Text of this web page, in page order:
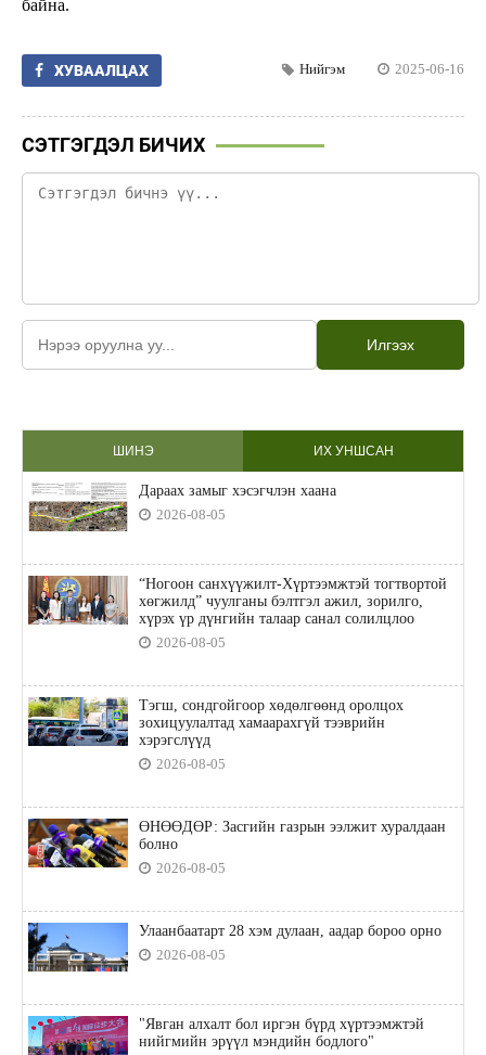
байна.
ХУВААЛЦАХ Нийгэм 2025-06-16
СЭТГЭГДЭЛ БИЧИХ
Илгээх
ШИНЭ ИХ УНШСАН
Дараах замыг хэсэгчлэн хаана
2026-08-05
“Ногоон санхүүжилт-Хүртээмжтэй тогтвортой
хөгжилд” чуулганы бэлтгэл ажил, зорилго,
хүрэх үр дүнгийн талаар санал солилцлоо
2026-08-05
Тэгш, сондгойгоор хөдөлгөөнд оролцох
зохицуулалтад хамаарахгүй тээврийн
хэрэгслүүд
2026-08-05
ӨНӨӨДӨР: Засгийн газрын ээлжит хуралдаан
болно
2026-08-05
Улаанбаатарт 28 хэм дулаан, аадар бороо орно
2026-08-05
"Явган алхалт бол иргэн бүрд хүртээмжтэй
нийгмийн эрүүл мэндийн бодлого"